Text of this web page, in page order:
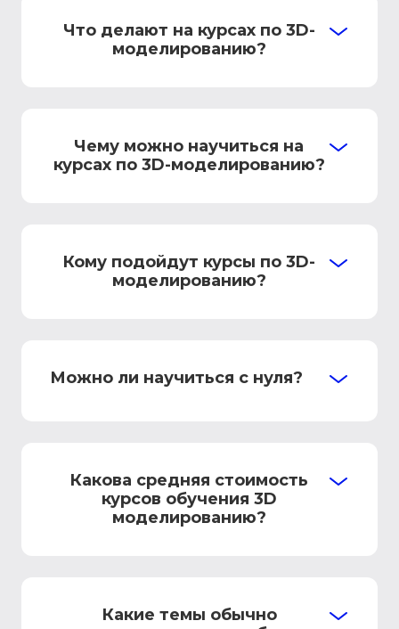
Что делают на курсах по 3D-
моделированию?
Чему можно научиться на
курсах по 3D-моделированию?
Кому подойдут курсы по 3D-
моделированию?
Можно ли научиться с нуля?
Какова средняя стоимость
курсов обучения 3D
моделированию?
Какие темы обычно